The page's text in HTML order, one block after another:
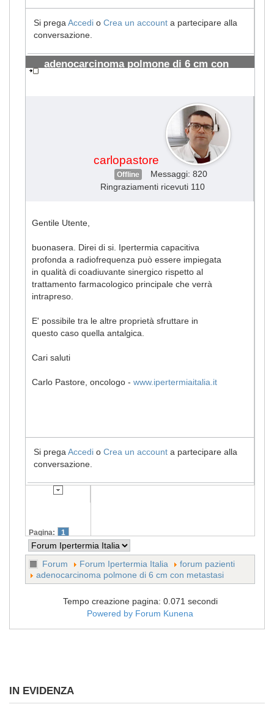
Si prega Accedi o Crea un account a partecipare alla
conversazione.
adenocarcinoma polmone di 6 cm con
carlopastore
Offline
Messaggi: 820
Ringraziamenti ricevuti 110
Gentile Utente,
buonasera. Direi di si. Ipertermia capacitiva
profonda a radiofrequenza può essere impiegata
in qualità di coadiuvante sinergico rispetto al
trattamento farmacologico principale che verrà
intrapreso.
E' possibile tra le altre proprietà sfruttare in
questo caso quella antalgica.
Cari saluti
Carlo Pastore, oncologo - www.ipertermiaitalia.it
Si prega Accedi o Crea un account a partecipare alla
conversazione.
Pagina: 1
Forum Forum Ipertermia Italia
forum pazienti
adenocarcinoma polmone di 6 cm con metastasi
Tempo creazione pagina: 0.071 secondi
Powered by Forum Kunena
IN EVIDENZA